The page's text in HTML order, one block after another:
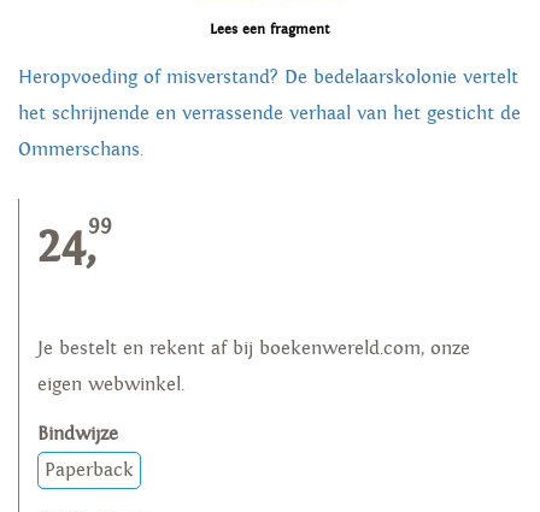
Lees een fragment
Heropvoeding of misverstand? De bedelaarskolonie vertelt
het schrijnende en verrassende verhaal van het gesticht de
Ommerschans.
24,99
Je bestelt en rekent af bij boekenwereld.com, onze
eigen webwinkel.
Bindwijze
Paperback